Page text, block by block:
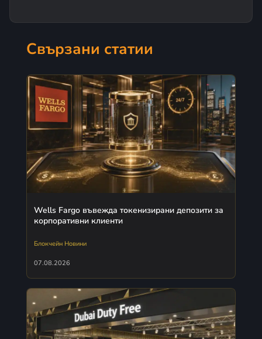
Свързани статии
Wells Fargo въвежда токенизирани депозити за
корпоративни клиенти
Блокчейн Новини
07.08.2026